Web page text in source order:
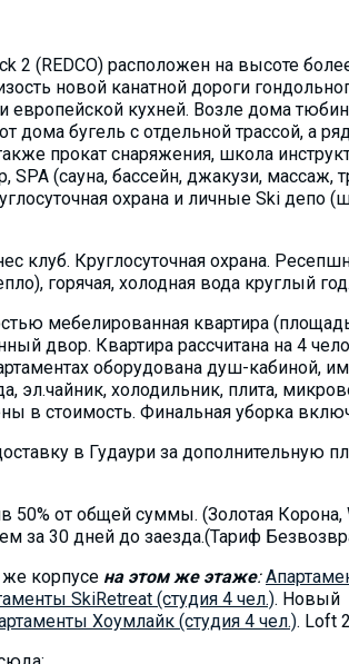
2 (REDCO) расположен на высоте
новой канатной дороги
европейской кухней. Возле дома
дома бугель с отдельной трассой, а
прокат снаряжения, школа
SPA (сауна, бассейн, джакузи, массаж,
охрана и личные Ski депо
клуб. Круглосуточная охрана.
горячая, холодная вода круглый год.
мебeлированная квартира
двор. Квартира рассчитана на 4
оборудована душ-кабиной,
эл.чайник, холодильник, плита,
в стоимость. Финальная уборка
в Гудаури за дополнительную
50% от общей суммы. (Золотая
за 30 дней до заезда.(Тариф
корпусе на этом же этаже:
SkiRetreat (студия 4 чел.). Новый
Хоумлайк (студия 4 чел.). Loft